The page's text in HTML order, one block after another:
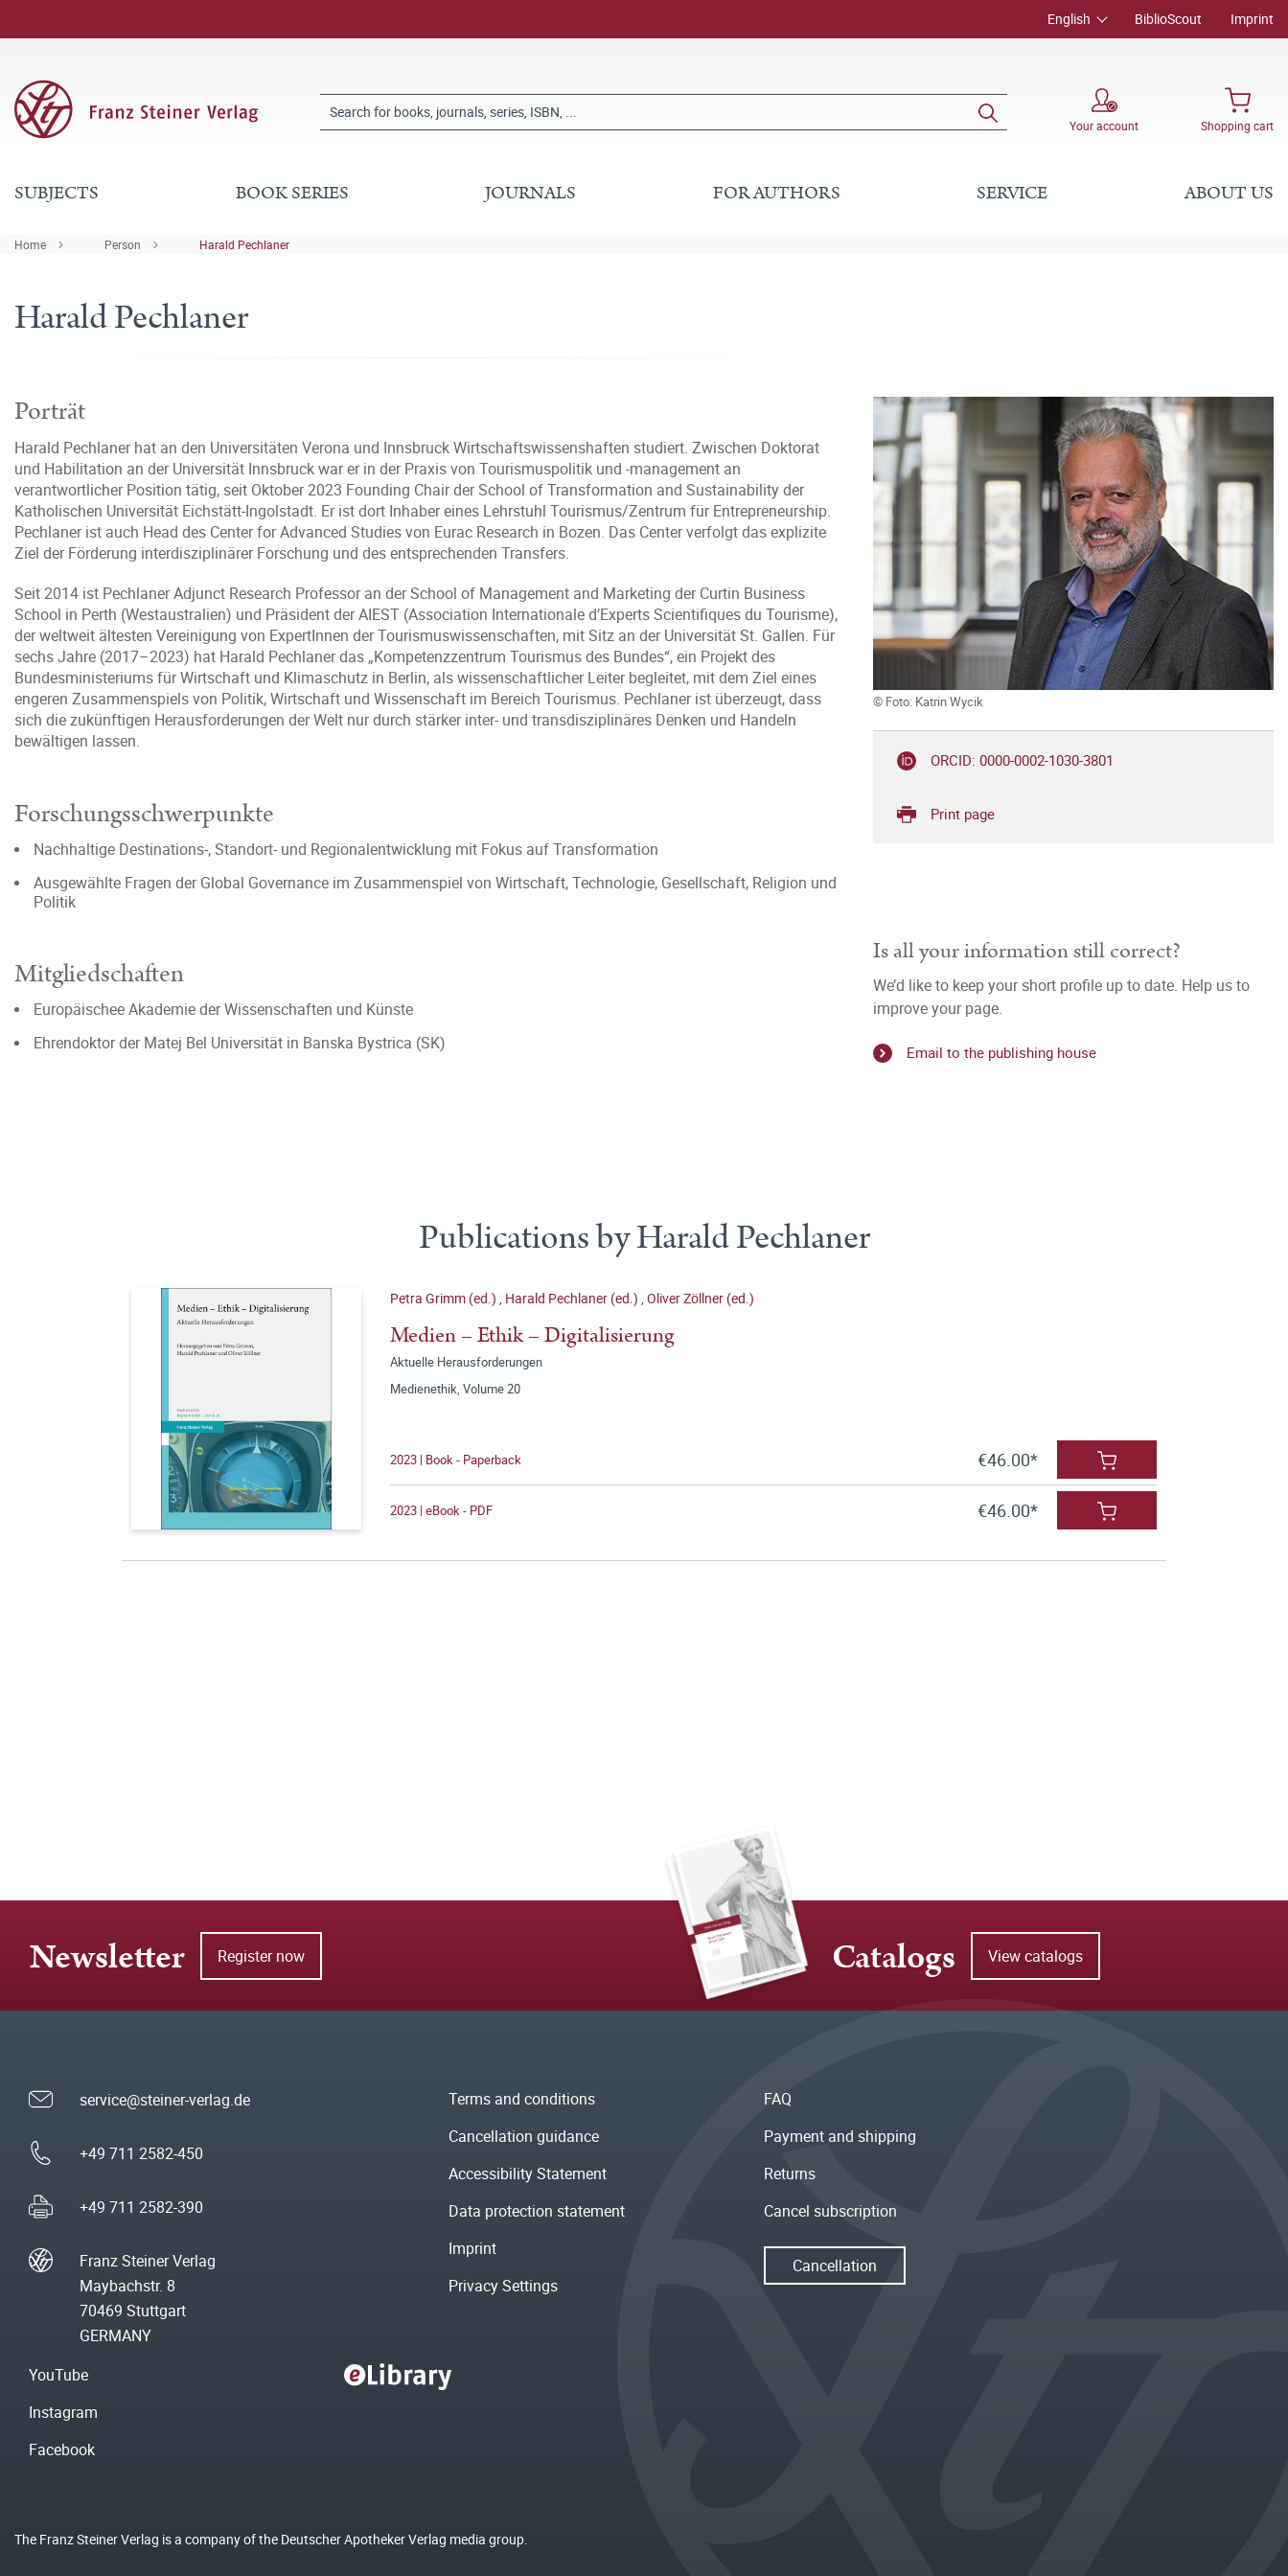
English BiblioScout Imprint
Your account Shopping cart
SUBJECTS BOOK SERIES JOURNALS FOR AUTHORS SERVICE ABOUT US
Home Person Harald Pechlaner
Harald Pechlaner
Porträt
Harald Pechlaner hat an den Universitäten Verona und Innsbruck Wirtschaftswissenshaften studiert. Zwischen Doktorat
und Habilitation an der Universität Innsbruck war er in der Praxis von Tourismuspolitik und -management an
verantwortlicher Position tätig, seit Oktober 2023 Founding Chair der School of Transformation and Sustainability der
Katholischen Universität Eichstätt-Ingolstadt. Er ist dort Inhaber eines Lehrstuhl Tourismus/Zentrum für Entrepreneurship.
Pechlaner ist auch Head des Center for Advanced Studies von Eurac Research in Bozen. Das Center verfolgt das explizite
Ziel der Förderung interdisziplinärer Forschung und des entsprechenden Transfers.
Seit 2014 ist Pechlaner Adjunct Research Professor an der School of Management and Marketing der Curtin Business
School in Perth (Westaustralien) und Präsident der AIEST (Association Internationale d’Experts Scientifiques du Tourisme),
der weltweit ältesten Vereinigung von ExpertInnen der Tourismuswissenschaften, mit Sitz an der Universität St. Gallen. Für
sechs Jahre (2017–2023) hat Harald Pechlaner das „Kompetenzzentrum Tourismus des Bundes“, ein Projekt des
Bundesministeriums für Wirtschaft und Klimaschutz in Berlin, als wissenschaftlicher Leiter begleitet, mit dem Ziel eines
engeren Zusammenspiels von Politik, Wirtschaft und Wissenschaft im Bereich Tourismus. Pechlaner ist überzeugt, dass
sich die zukünftigen Herausforderungen der Welt nur durch stärker inter- und transdisziplinäres Denken und Handeln
bewältigen lassen.
Forschungsschwerpunkte
Nachhaltige Destinations-, Standort- und Regionalentwicklung mit Fokus auf Transformation
Ausgewählte Fragen der Global Governance im Zusammenspiel von Wirtschaft, Technologie, Gesellschaft, Religion und
Politik
Mitgliedschaften
Europäischee Akademie der Wissenschaften und Künste
Ehrendoktor der Matej Bel Universität in Banska Bystrica (SK)
© Foto: Katrin Wycik
ORCID: 0000-0002-1030-3801
Print page
Is all your information still correct?
We’d like to keep your short profile up to date. Help us to
improve your page.
Email to the publishing house
Publications by Harald Pechlaner
Petra Grimm (ed.) Harald Pechlaner (ed.) Oliver Zöllner (ed.)
Medien – Ethik – Digitalisierung
Aktuelle Herausforderungen
Medienethik, Volume 20
2023 | Book - Paperback €46.00*
2023 | eBook - PDF €46.00*
Newsletter Register now Catalogs View catalogs
service@steiner-verlag.de
+49 711 2582-450
+49 711 2582-390
Franz Steiner Verlag
Maybachstr. 8
70469 Stuttgart
GERMANY
Terms and conditions
Cancellation guidance
Accessibility Statement
Data protection statement
Imprint
Privacy Settings
FAQ
Payment and shipping
Returns
Cancel subscription
Cancellation
YouTube
Instagram
Facebook
The Franz Steiner Verlag is a company of the Deutscher Apotheker Verlag media group.